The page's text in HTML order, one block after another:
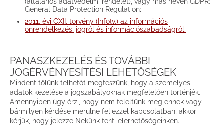
General Data Protection Regulation;
2011. évi CXII. törvény (Infotv.) az információs
önrendelkezési jogról és információszabadságról.
PANASZKEZELÉS ÉS TOVÁBBI
JOGÉRVÉNYESÍTÉSI LEHETŐSÉGEK
Mindent tőlünk telhetőt megteszünk, hogy a személyes
adatok kezelése a jogszabályoknak megfelelően történjék.
Amennyiben úgy érzi, hogy nem feleltünk meg ennek vagy
bármilyen kérdése merülne fel ezzel kapcsolatban, akkor
kérjük, hogy jelezze Nekünk fenti elérhetőségeinken.